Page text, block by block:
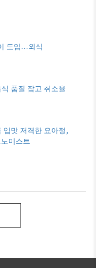
도입…외식
식 품질 잡고 취소율
입맛 저격한 요아정 ,
미스트